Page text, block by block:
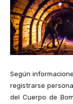
Según
registrarse
del Cuerpo de